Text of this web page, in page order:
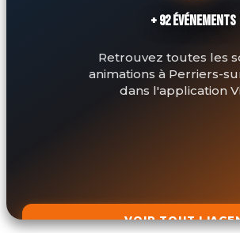
+ 92 ÉVÉNEMENTS
Retrouvez toutes les
animations à Perriers-
dans l'application
VOIR TOUT